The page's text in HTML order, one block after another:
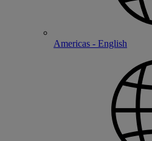
Americas - English